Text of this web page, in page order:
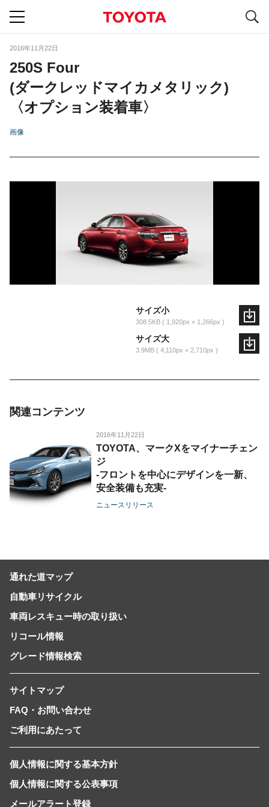
2016年11月22日
250S Four
(ダークレッドマイカメタリック)
〈オプション装着車〉
画像
サイズ小
308.5KB 1,920px × 1,266px
サイズ大
3.9MB 4,110px × 2,710px
関連コンテンツ
2016年11月22日
TOYOTA、マークXをマイナーチェン
ジ
-フロントを中心にデザインを一新、
安全装備も充実-
ニュースリリース
通れた道マップ
自動車リサイクル
車両レスキュー時の取り扱い
リコール情報
グレード情報検索
サイトマップ
FAQ・お問い合わせ
ご利用にあたって
個人情報に関する基本方針
個人情報に関する公表事項
メールアラート登録